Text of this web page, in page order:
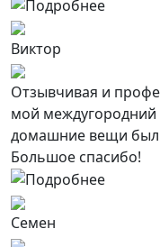
Виктор
Отзывчивая и
мой
домашние вещи
Большое спасибо!
Семен